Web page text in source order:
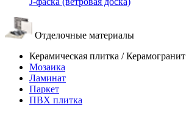
Отделочные материалы
Керамическая плитка / Керамогранит
Мозаика
Ламинат
Паркет
ПВХ плитка